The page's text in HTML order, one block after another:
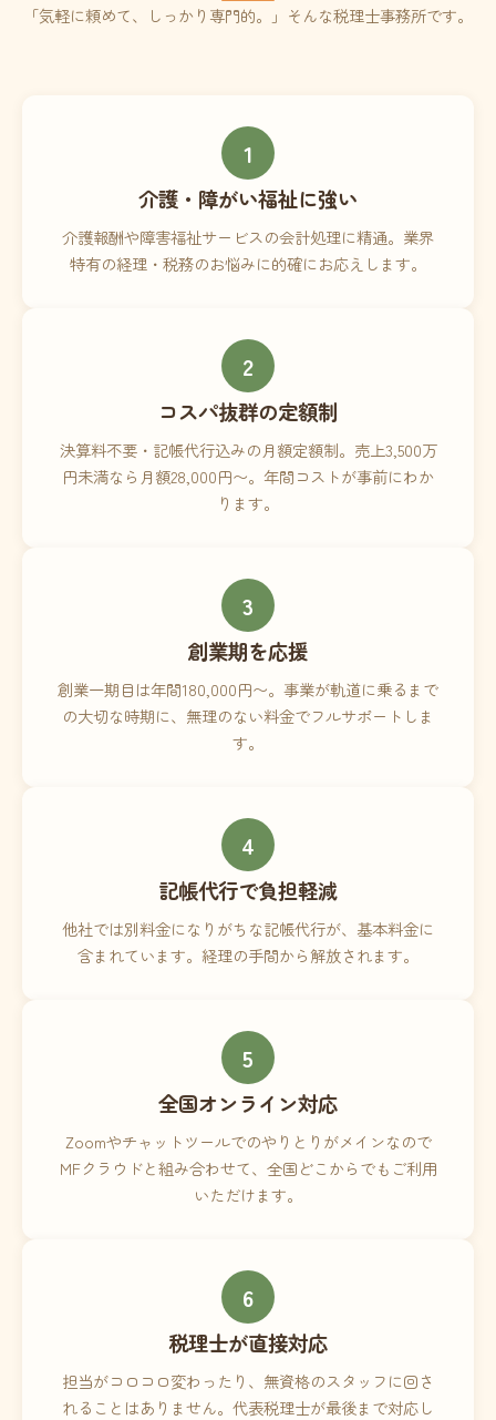
「気軽に頼めて、しっかり専門的。」そんな税理士事務所です。
1
介護・障がい福祉に強い
介護報酬や障害福祉サービスの会計処理に精通。業界
特有の経理・税務のお悩みに的確にお応えします。
2
コスパ抜群の定額制
決算料不要・記帳代行込みの月額定額制。売上3,500万
円未満なら月額28,000円〜。年間コストが事前にわか
ります。
3
創業期を応援
創業一期目は年間180,000円〜。事業が軌道に乗るまで
の大切な時期に、無理のない料金でフルサポートしま
す。
4
記帳代行で負担軽減
他社では別料金になりがちな記帳代行が、基本料金に
含まれています。経理の手間から解放されます。
5
全国オンライン対応
Zoomやチャットツールでのやりとりがメインなので
MFクラウドと組み合わせて、全国どこからでもご利用
いただけます。
6
税理士が直接対応
担当がコロコロ変わったり、無資格のスタッフに回さ
れることはありません。代表税理士が最後まで対応し